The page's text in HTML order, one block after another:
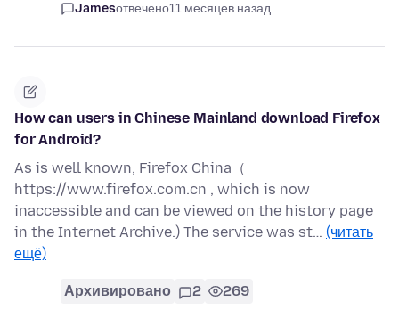
Jamesотвечено11 месяцев назад
How can users in Chinese Mainland download Firefox
for Android?
As is well known, Firefox China（
https://www.firefox.com.cn , which is now
inaccessible and can be viewed on the history page
in the Internet Archive.) The service was st… (читать
ещё)
Архивировано 2 269